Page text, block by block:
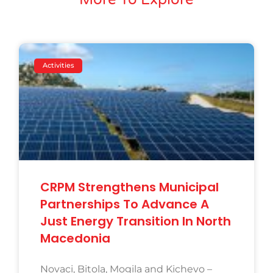
Activities
CRPM Strengthens Municipal
Partnerships To Advance A
Just Energy Transition In North
Macedonia
Novaci, Bitola, Mogila and Kichevo –